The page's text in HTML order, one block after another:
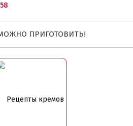
ПРИГОТОВИТЬ!
Рецепты кремов